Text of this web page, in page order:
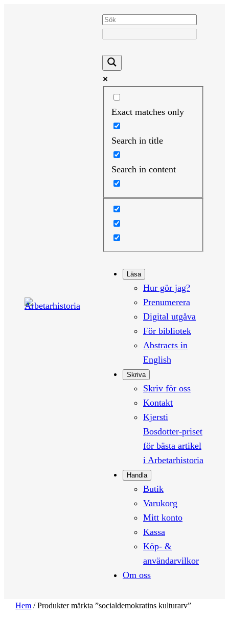
Exact matches only
Search in title
Search in content
Läsa
Hur gör jag?
Prenumerera
Digital utgåva
För bibliotek
Abstracts in
English
Skriva
Skriv för oss
Kontakt
Kjersti
Bosdotter-priset
för bästa artikel
i Arbetarhistoria
Handla
Butik
Varukorg
Mitt konto
Kassa
Köp- &
användarvilkor
Om oss
Hem / Produkter märkta ”socialdemokratins kulturarv”